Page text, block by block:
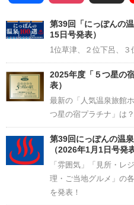
第39回「にっぽんの
15日号発表）
1位草津、２位下呂、３
2025年度「５つ星の
表）
最新の「人気温泉旅館
つ星の宿プラチナ」は？
第39回にっぽんの温
（2026年1月1日号発表
「雰囲気」「見所・レ
理・ご当地グルメ」の
を発表！